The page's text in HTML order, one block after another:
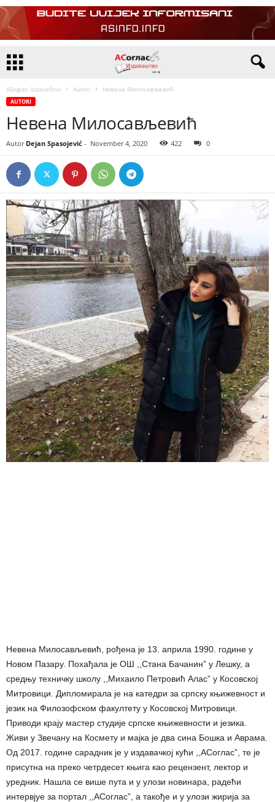
ASoglas Izdavaštvo Autori Невена Милосављевић
AUTORI
Невена Милосављевић
Autor Dejan Spasojević - November 4, 2020 422 0
Невена Милосављевић, рођена је 13. априла 1990. године у
Новом Пазару. Похађала је ОШ ,,Стана Бачанин” у Лешку, а
средњу техничку школу ,,Михаило Петровић Алас” у Косовској
Митровици. Дипломирала је на катедри за српску књижевност и
језик на Филозофском факултету у Косовској Митровици.
Приводи крају мастер студије српске књижевности и језика.
Живи у Звечану на Космету и мајка је два сина Бошка и Аврама.
Од 2017. године сарадник је у издавачкој кући ,,АСоглас”, те је
присутна на преко четрдесет књига као рецензент, лектор и
уредник. Нашла се више пута и у улози новинара, радећи
интервјуе за портал ,,АСоглас”, а такође и у улози жирија за